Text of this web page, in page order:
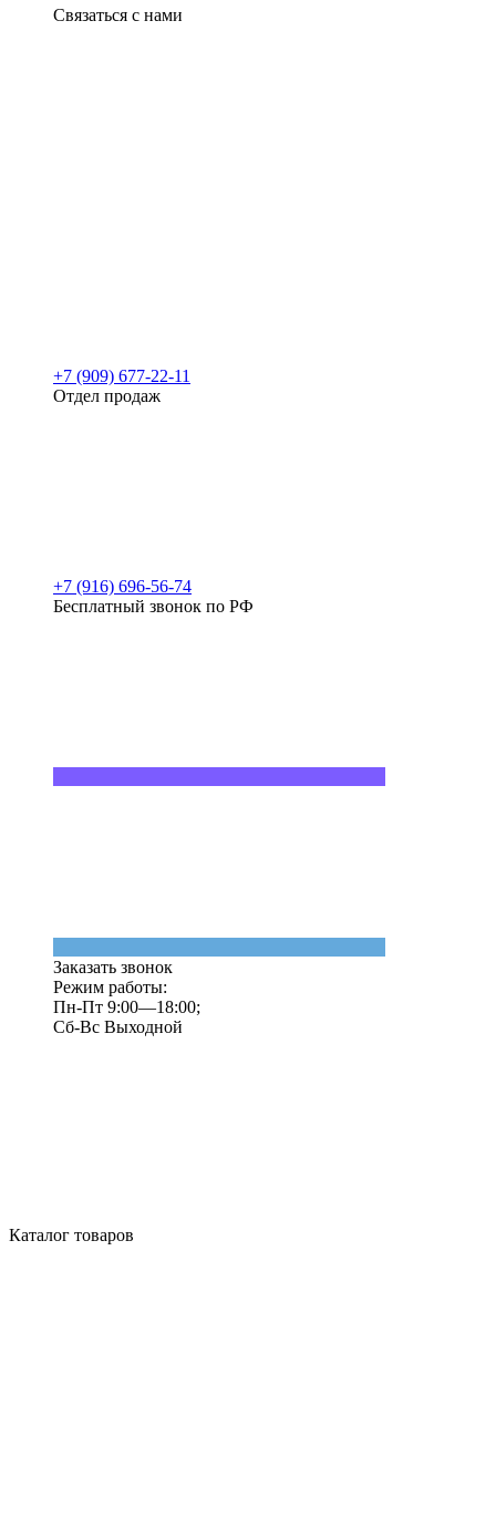
Связаться с нами
+7 (909) 677-22-11
Отдел продаж
+7 (916) 696-56-74
Бесплатный звонок по РФ
Заказать звонок
Режим работы:
Пн-Пт 9:00—18:00;
Сб-Вс Выходной
Каталог товаров